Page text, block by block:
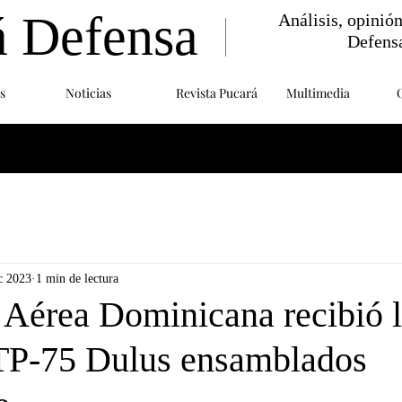
Noticias Revista Pucará Multimedia
Defensa
Análisis,
Dominicana recibió
75 Dulus ensamblados
2023 1 min de lectura